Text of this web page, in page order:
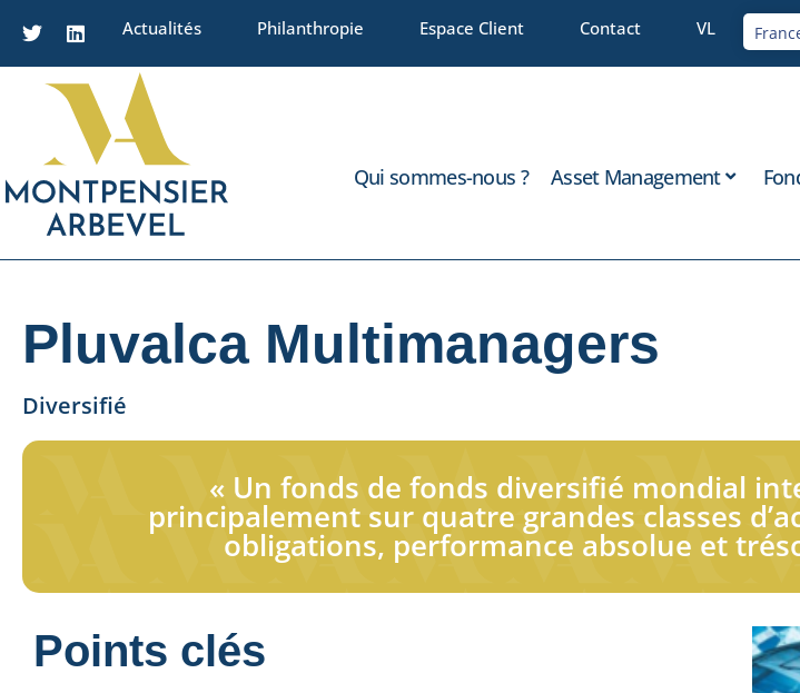
Actualités Philanthropie Espace Client Contact VL
Qui sommes-nous ? Asset Management
Pluvalca Multimanagers
Diversifié
« Un fonds de fonds diversifié mondial
principalement sur quatre grandes classes
obligations, performance absolue et
Points clés